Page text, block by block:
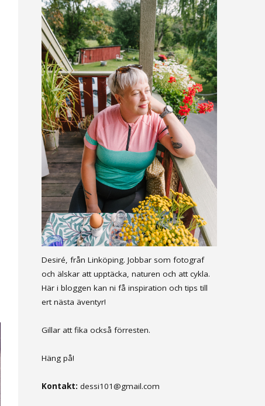
Desiré, från Linköping. Jobbar som fotograf
och älskar att upptäcka, naturen och att cykla.
Här i bloggen kan ni få inspiration och tips till
ert nästa äventyr!
Gillar att fika också förresten.
Häng på!
Kontakt: dessi101@gmail.com